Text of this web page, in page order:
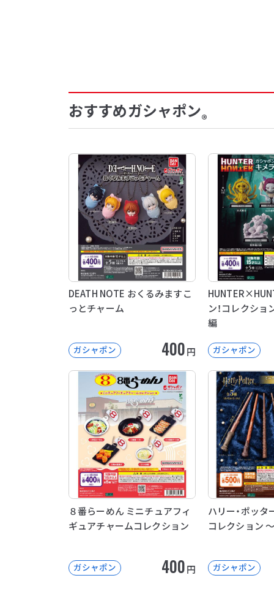
おすすめガシャポン®
DEATH NOTE おくるみますこ
っとチャーム
ガシャポン 400円
ン！コレクシ
編
ガシャポン
８番らーめん ミニチュアフィ
ギュアチャームコレクション
ガシャポン 400円
ハリー・ポッタ
コレクション
ガシャポン